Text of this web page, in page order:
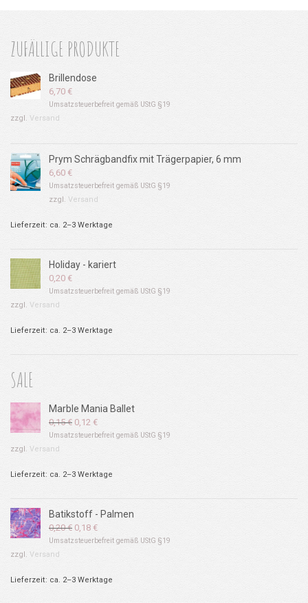
ZUFÄLLIGE PRODUKTE
Brillendose
6,70 €
Umsatzsteuerbefreit gemäß UStG §19
zzgl. Versand
Prym Schrägbandfix mit Trägerpapier, 6 mm
6,60 €
Umsatzsteuerbefreit gemäß UStG §19
zzgl. Versand
Lieferzeit: ca. 2–3 Werktage
Holiday - kariert
0,20 €
Umsatzsteuerbefreit gemäß UStG §19
zzgl. Versand
Lieferzeit: ca. 2–3 Werktage
SALE
Marble Mania Ballet
0,15€ Ursprünglicher
Preis
0,12 €Aktueller
Preis
Umsatzsteuerbefreit gemäß UStG §19
zzgl. Versand
Lieferzeit: ca. 2–3 Werktage
Batikstoff - Palmen
0,20€ Ursprünglicher
Preis
0,18 €Aktueller
Preis
Umsatzsteuerbefreit gemäß UStG §19
zzgl. Versand
Lieferzeit: ca. 2–3 Werktage